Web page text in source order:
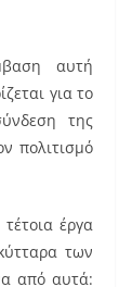
αυτή
για το
της
πολιτισμό
έργα
των
από αυτά: